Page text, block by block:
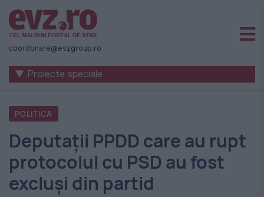
Știri
naționale
internaționale
România
-
Evenimentul
Zilei
coordonare@evzgroup.ro
▼ Proiecte speciale
POLITICA
Deputaţii PPDD care au rupt
protocolul cu PSD au fost
excluşi din partid